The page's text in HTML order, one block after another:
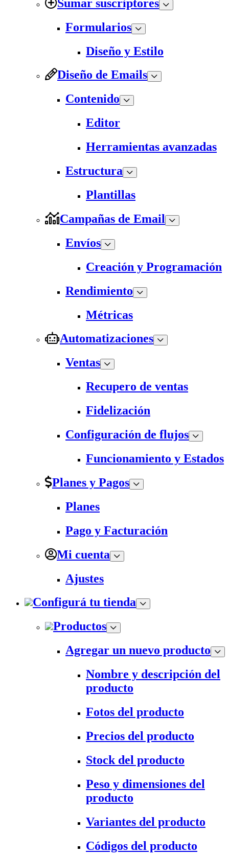
Sumar suscriptores
Formularios
Diseño y Estilo
Diseño de Emails
Contenido
Editor
Herramientas avanzadas
Estructura
Plantillas
Campañas de Email
Envíos
Creación y Programación
Rendimiento
Métricas
Automatizaciones
Ventas
Recupero de ventas
Fidelización
Configuración de flujos
Funcionamiento y Estados
Planes y Pagos
Planes
Pago y Facturación
Mi cuenta
Ajustes
Configurá tu tienda
Productos
Agregar un nuevo producto
Nombre y descripción del
producto
Fotos del producto
Precios del producto
Stock del producto
Peso y dimensiones del
producto
Variantes del producto
Códigos del producto